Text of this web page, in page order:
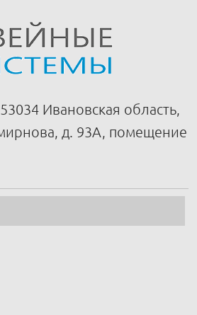
Ивановская область,
д. 93А, помещение